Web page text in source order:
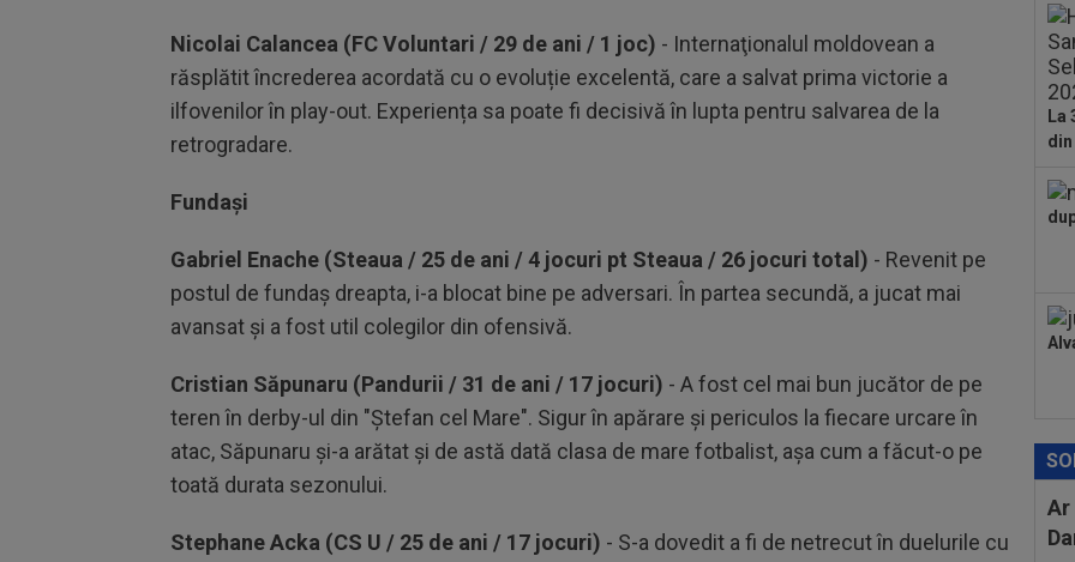
Nicolai Calancea (FC Voluntari / 29 de ani / 1 joc) - Internaţionalul moldovean a
răsplătit încrederea acordată cu o evoluție excelentă, care a salvat prima victorie a
ilfovenilor în play-out. Experiența sa poate fi decisivă în lupta pentru salvarea de la
retrogradare.
Fundași
Gabriel Enache (Steaua / 25 de ani / 4 jocuri pt Steaua / 26 jocuri total) - Revenit pe
postul de fundaş dreapta, i-a blocat bine pe adversari. În partea secundă, a jucat mai
avansat şi a fost util colegilor din ofensivă.
Cristian Săpunaru (Pandurii / 31 de ani / 17 jocuri) - A fost cel mai bun jucător de pe
teren în derby-ul din "Ştefan cel Mare". Sigur în apărare şi periculos la fiecare urcare în
atac, Săpunaru şi-a arătat şi de astă dată clasa de mare fotbalist, aşa cum a făcut-o pe
toată durata sezonului.
Stephane Acka (CS U / 25 de ani / 17 jocuri) - S-a dovedit a fi de netrecut în duelurile cu
de
a
pe
La
Ar